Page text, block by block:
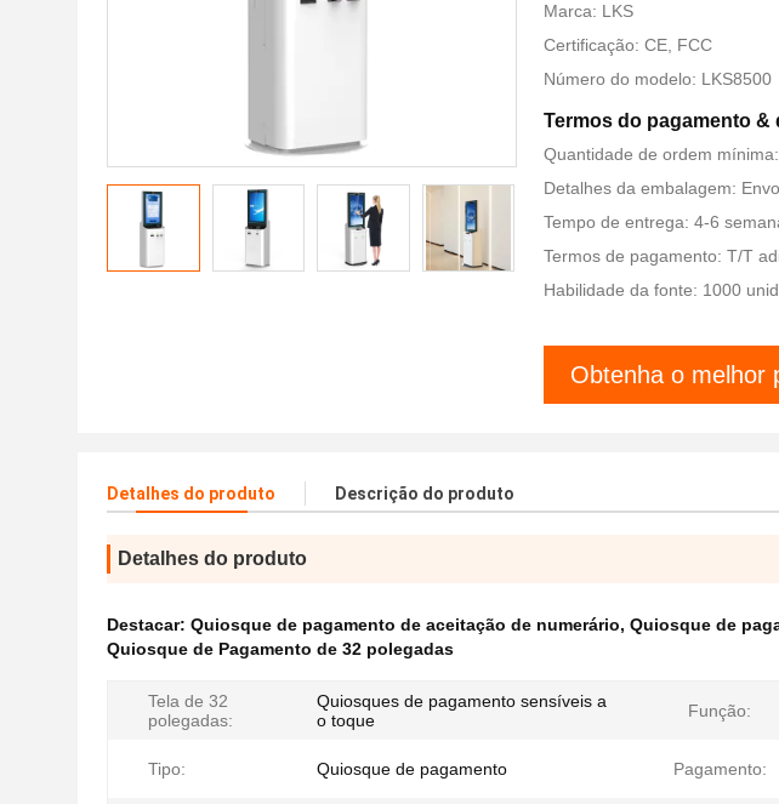
Marca: LKS
Certificação: CE, FCC
Número do modelo: LKS8500
Termos do pagamento &
Quantidade de ordem
Detalhes da embalagem:
Tempo de entrega: 4-6
Termos de pagamento: T/T
Habilidade da fonte: 1000
Obtenha o melhor
Detalhes do produto Descrição do produto
Detalhes do produto
Destacar: Quiosque de pagamento de aceitação de numerário, Quiosque de
Quiosque de Pagamento de 32 polegadas
Tela de 32
polegadas:
Quiosques de pagamento sensíveis a
o toque
Função:
Tipo: Quiosque de pagamento Pagamento: